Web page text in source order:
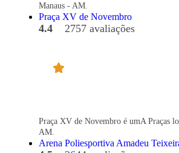
Manaus - AM.
Praça XV de Novembro
4.4 2757 avaliações
Praça XV de Novembro é umA Praças
AM.
Arena Poliesportiva Amadeu